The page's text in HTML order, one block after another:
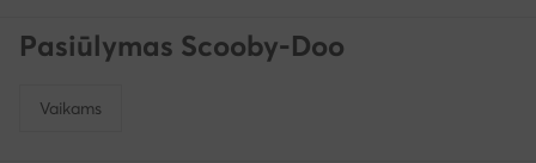
Pasiūlymas Scooby-Doo
Vaikams